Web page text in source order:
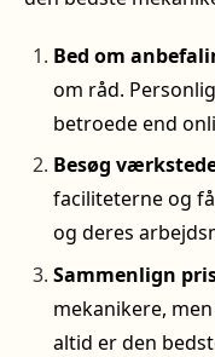
Bed om
om råd.
betroede end
Besøg
faciliteterne og
og deres
Sammenlign
mekanikere,
altid er den